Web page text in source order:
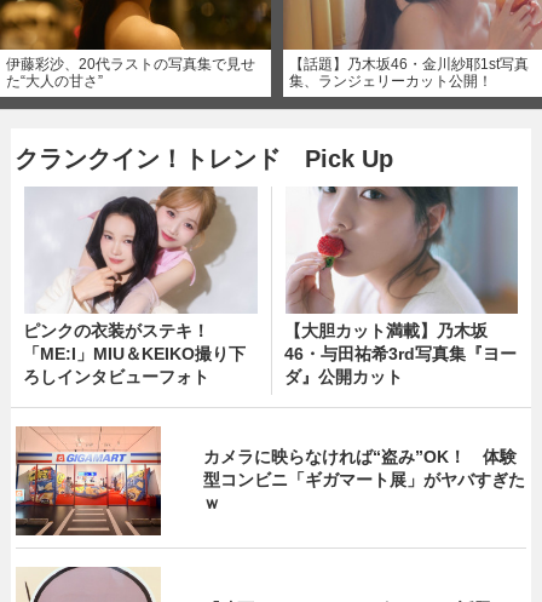
伊藤彩沙、20代ラストの写真集で見せ
た“大人の甘さ”
【話題】乃木坂46・金川紗耶1st写真
集、ランジェリーカット公開！
クランクイン！トレンド Pick Up
ピンクの衣装がステキ！
「ME:I」MIU＆KEIKO撮り下
ろしインタビューフォト
【大胆カット満載】乃木坂
46・与田祐希3rd写真集『ヨー
ダ』公開カット
カメラに映らなければ“盗み”OK！ 体験
型コンビニ「ギガマート展」がヤバすぎた
ｗ